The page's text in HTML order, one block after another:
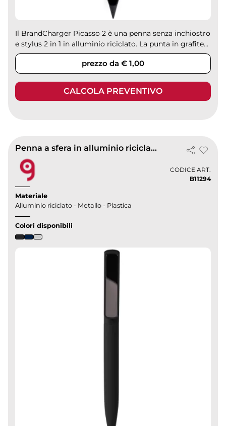
Il BrandCharger Picasso 2 è una penna senza inchiostro
e stylus 2 in 1 in alluminio riciclato. La punta in grafite...
prezzo da € 1,00
CALCOLA PREVENTIVO
Penna a sfera in alluminio riciclato soft touch, plastica e metallo
CODICE ART.
B11294
Materiale
Alluminio riciclato - Metallo - Plastica
Colori disponibili